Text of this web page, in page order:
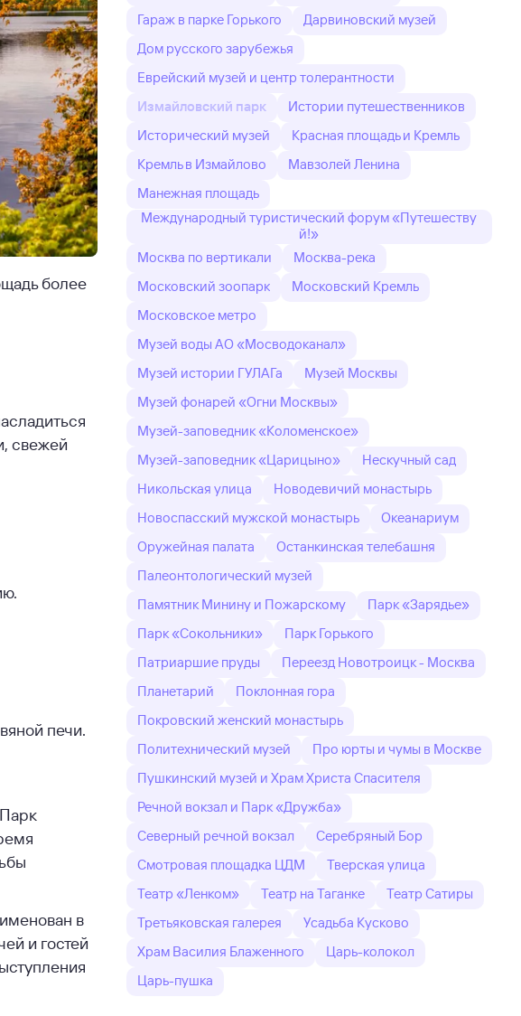
более
свежей
печи.
в
и гостей
Гараж в парке Горького
Дарвиновский музей
Дом русского зарубежья
Еврейский музей и центр толерантности
Измайловский парк
Истории путешественников
Исторический музей
Красная площадь и Кремль
Кремль в Измайлово
Мавзолей Ленина
Манежная площадь
Международный туристический форум «Путешеству
й!»
Москва по вертикали
Москва-река
Московский зоопарк
Московский Кремль
Московское метро
Музей воды АО «Мосводоканал»
Музей истории ГУЛАГа
Музей Москвы
Музей фонарей «Огни Москвы»
Музей-заповедник «Коломенское»
Музей-заповедник «Царицыно»
Нескучный сад
Никольская улица
Новодевичий монастырь
Новоспасский мужской монастырь
Океанариум
Оружейная палата
Останкинская телебашня
Палеонтологический музей
Памятник Минину и Пожарскому
Парк «Зарядье»
Парк «Сокольники»
Парк Горького
Патриаршие пруды
Переезд Новотроицк - Москва
Планетарий
Поклонная гора
Покровский женский монастырь
Политехнический музей
Про юрты и чумы в Москве
Пушкинский музей и Храм Христа Спасителя
Речной вокзал и Парк «Дружба»
Северный речной вокзал
Серебряный Бор
Смотровая площадка ЦДМ
Тверская улица
Театр «Ленком»
Театр на Таганке
Театр Сатиры
Третьяковская галерея
Усадьба Кусково
Храм Василия Блаженного
Царь-колокол
Царь-пушка